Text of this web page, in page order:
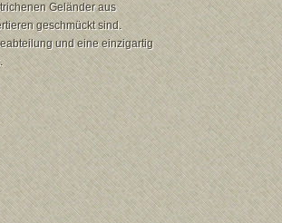
Geländer aus
geschmückt sind.
und eine einzigartig